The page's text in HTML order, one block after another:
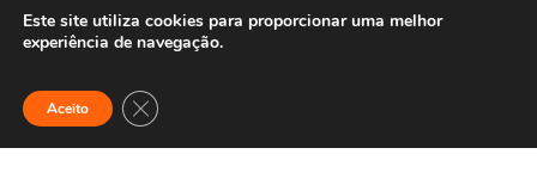
(19) 2042 2367
© 2020 Fullture School. Todos os direitos reservados.
Este site utiliza cookies para proporcionar uma melhor
experiência de navegação.
Aceito Close GDPR Cookie Banner